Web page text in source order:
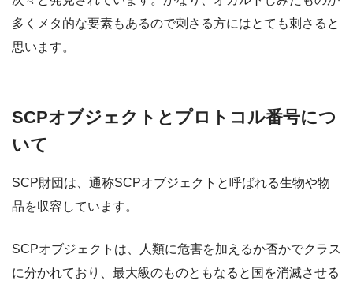
多くメタ的な要素もあるので刺さる方にはとても刺さると
思います。
SCPオブジェクトとプロトコル番号につ
いて
SCP財団は、通称SCPオブジェクトと呼ばれる生物や物
品を収容しています。
SCPオブジェクトは、人類に危害を加えるか否かでクラス
に分かれており、最大級のものともなると国を消滅させる